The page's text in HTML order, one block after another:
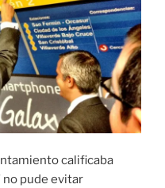
calificaba
no pude evitar